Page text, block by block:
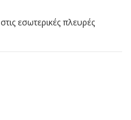
εσωτερικές πλευρές